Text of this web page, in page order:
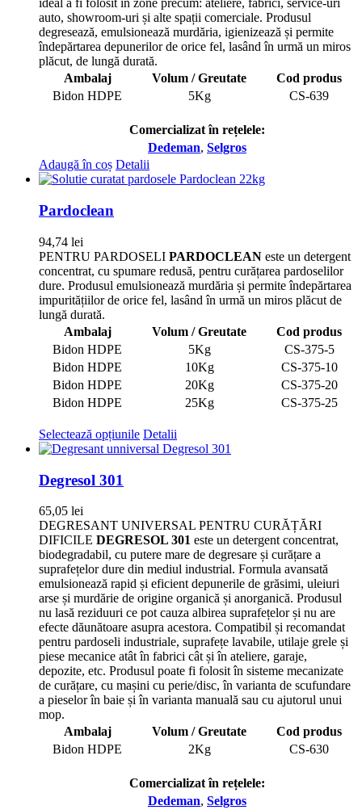
ideal a fi folosit in zone precum: ateliere, fabrici, service-uri
auto, showroom-uri și alte spații comerciale. Produsul
degresează, emulsionează murdăria, igienizează și permite
îndepărtarea depunerilor de orice fel, lasând în urmă un miros
plăcut, de lungă durată.
Ambalaj
Volum / Greutate
Cod produs
Bidon HDPE
5Kg CS-639
Comercializat în rețelele:
Dedeman, Selgros
Adaugă în coș Detalii
Pardoclean
94,74 lei
PENTRU PARDOSELI PARDOCLEAN este un detergent
concentrat, cu spumare redusă, pentru curățarea pardoselilor
dure. Produsul emulsionează murdăria și permite îndepărtarea
impuritățiilor de orice fel, lasând în urmă un miros plăcut de
lungă durată.
Ambalaj
Volum / Greutate
Cod produs
Bidon HDPE
5Kg
CS-375-5
Bidon HDPE
10Kg
CS-375-10
Bidon HDPE
20Kg
CS-375-20
Bidon HDPE
25Kg CS-375-25
Selectează opțiunile Acest
produs
Opțiunile
pot
fi
alese
în
pagina
produsului.
Detalii
Degresol 301
65,05 lei
DEGRESANT UNIVERSAL PENTRU CURĂȚĂRI
DIFICILE DEGRESOL 301 este un detergent concentrat,
biodegradabil, cu putere mare de degresare și curățare a
suprafețelor dure din mediul industrial. Formula avansată
emulsionează rapid și eficient depunerile de grăsimi, uleiuri
arse și murdărie de origine organică și anorganică. Produsul
nu lasă reziduuri ce pot cauza albirea suprafețelor și nu are
efecte dăunătoare asupra acestora. Compatibil și recomandat
pentru pardoseli industriale, suprafețe lavabile, utilaje grele și
piese mecanice atât în fabrici cât și în ateliere, garaje,
depozite, etc. Produsul poate fi folosit în sisteme mecanizate
de curățare, cu mașini cu perie/disc, în varianta de scufundare
a pieselor în baie și în varianta manuală sau cu ajutorul unui
mop.
Ambalaj
Volum / Greutate
Cod produs
Bidon HDPE
2Kg CS-630
Comercializat în rețelele:
Dedeman, Selgros